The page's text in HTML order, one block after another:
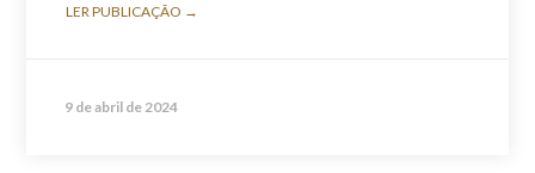
LER PUBLICAÇÃO →
9 de abril de 2024